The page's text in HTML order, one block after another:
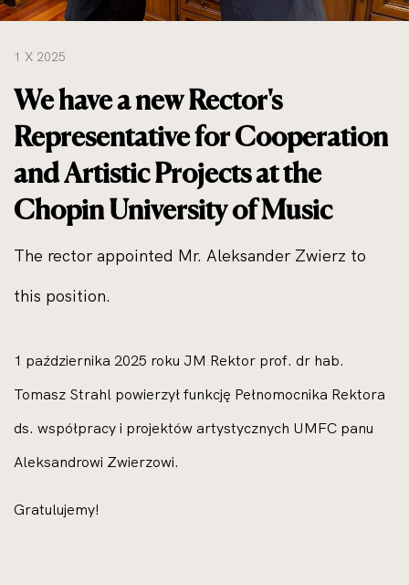
1 X 2025
We have a new Rector's
Representative for Cooperation
and Artistic Projects at the
Chopin University of Music
The rector appointed Mr. Aleksander Zwierz to
this position.
1 października 2025 roku JM Rektor prof. dr hab.
Tomasz Strahl powierzył funkcję Pełnomocnika Rektora
ds. współpracy i projektów artystycznych UMFC panu
Aleksandrowi Zwierzowi.
Gratulujemy!